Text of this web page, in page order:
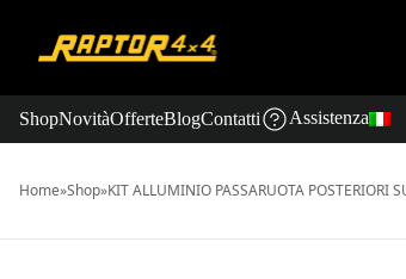
ShopNovitàOfferteBlogContatti Assistenza
Home»Shop»KIT ALLUMINIO PASSARUOTA POSTERIORI